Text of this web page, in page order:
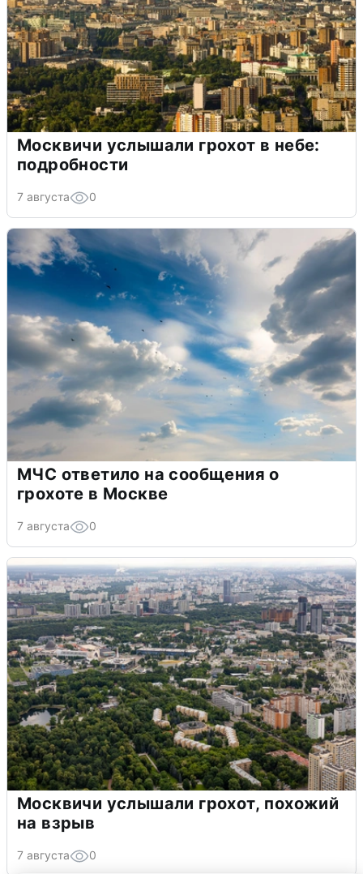
Москвичи услышали грохот в небе:
подробности
7 августа 0
МЧС ответило на сообщения о
грохоте в Москве
7 августа 0
Москвичи услышали грохот, похожий
на взрыв
7 августа 0